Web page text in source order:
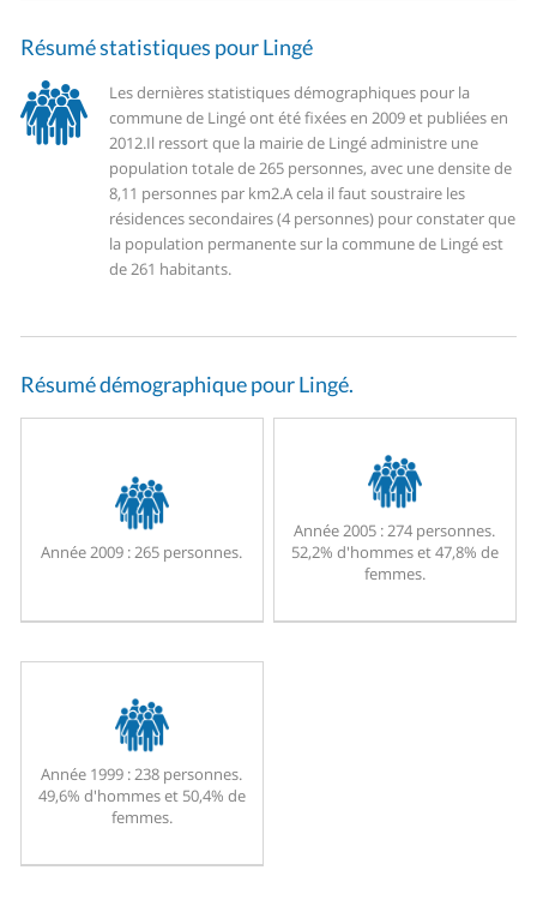
Résumé statistiques pour Lingé
Les dernières statistiques démographiques pour la
commune de Lingé ont été fixées en 2009 et publiées en
2012.Il ressort que la mairie de Lingé administre une
population totale de 265 personnes, avec une densite de
8,11 personnes par km2.A cela il faut soustraire les
résidences secondaires (4 personnes) pour constater que
la population permanente sur la commune de Lingé est
de 261 habitants.
Résumé démographique pour Lingé.
Année 2009 :265 personnes.
Année 2005 :274 personnes.
52,2% d'hommes et 47,8% de
femmes.
Année 1999 :238 personnes.
49,6% d'hommes et 50,4% de
femmes.